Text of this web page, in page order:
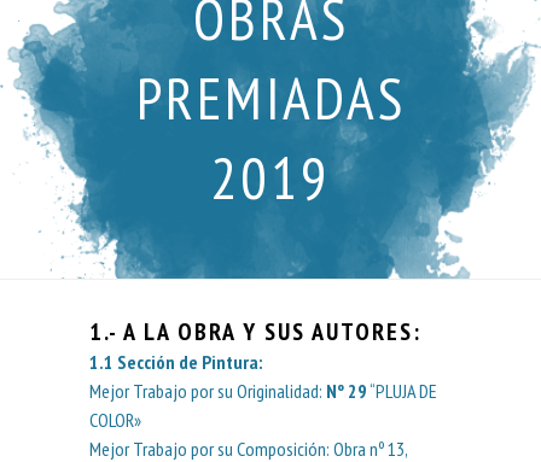
OBRAS
PREMIADAS
2019
1.- A LA OBRA Y SUS AUTORES:
1.1 Sección de Pintura:
Mejor Trabajo por su Originalidad: Nº 29“PLUJA DE
COLOR»
Mejor Trabajo por su Composición: Obra nº 13,